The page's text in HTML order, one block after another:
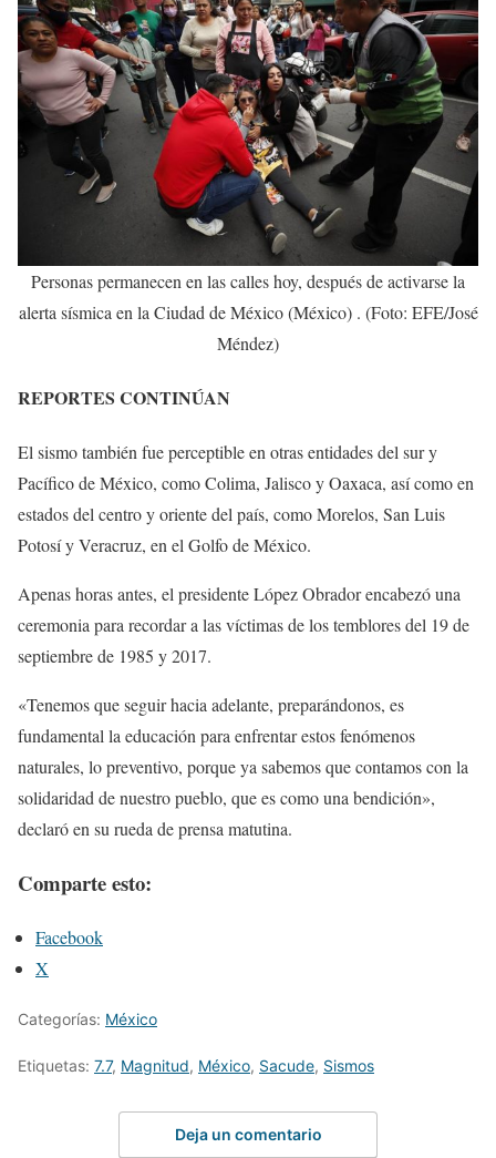
Personas permanecen en las calles hoy, después de activarse la
alerta sísmica en la Ciudad de México (México) . (Foto: EFE/José
Méndez)
REPORTES CONTINÚAN
El sismo también fue perceptible en otras entidades del sur y
Pacífico de México, como Colima, Jalisco y Oaxaca, así como en
estados del centro y oriente del país, como Morelos, San Luis
Potosí y Veracruz, en el Golfo de México.
Apenas horas antes, el presidente López Obrador encabezó una
ceremonia para recordar a las víctimas de los temblores del 19 de
septiembre de 1985 y 2017.
«Tenemos que seguir hacia adelante, preparándonos, es
fundamental la educación para enfrentar estos fenómenos
naturales, lo preventivo, porque ya sabemos que contamos con la
solidaridad de nuestro pueblo, que es como una bendición»,
declaró en su rueda de prensa matutina.
Comparte esto:
Facebook
X
Categorías: México
Etiquetas: 7.7, Magnitud, México, Sacude, Sismos
Deja un comentario